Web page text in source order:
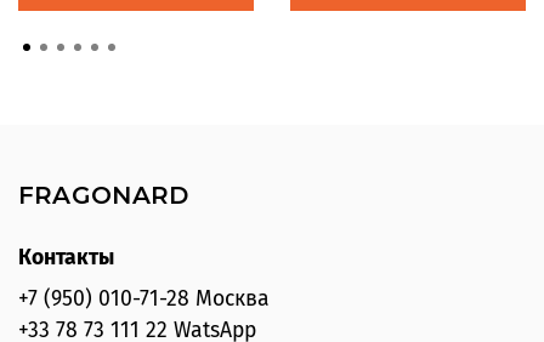
FRAGONARD
Контакты
+7 (950) 010-71-28 Москва
+33 78 73 111 22 WatsApp